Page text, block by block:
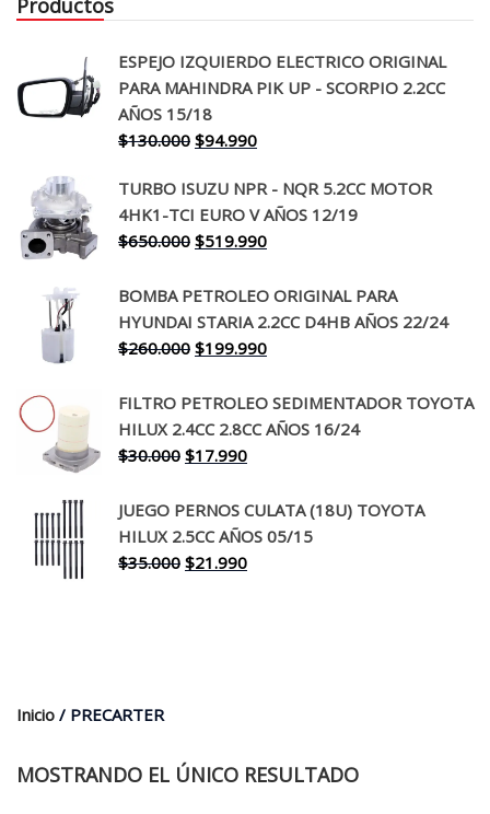
Productos
ESPEJO IZQUIERDO ELECTRICO ORIGINAL
PARA MAHINDRA PIK UP - SCORPIO 2.2CC
AÑOS 15/18
$130.000 El
original
era:
$130.000.
$94.990El
actual
es:
$94.990.
TURBO ISUZU NPR - NQR 5.2CC MOTOR
4HK1-TCI EURO V AÑOS 12/19
$650.000 El
original
era:
$650.000.
$519.990El
actual
es:
$519.990.
BOMBA PETROLEO ORIGINAL PARA
HYUNDAI STARIA 2.2CC D4HB AÑOS 22/24
$260.000 El
original
era:
$260.000.
$199.990El
actual
es:
FILTRO PETROLEO SEDIMENTADOR TOYOTA
HILUX 2.4CC 2.8CC AÑOS 16/24
$30.000 El
original
era:
$30.000.
$17.990El
actual
es:
$17.990.
JUEGO PERNOS CULATA (18U) TOYOTA
HILUX 2.5CC AÑOS 05/15
$35.000 El
$21.990El
Inicio / PRECARTER
MOSTRANDO EL ÚNICO RESULTADO